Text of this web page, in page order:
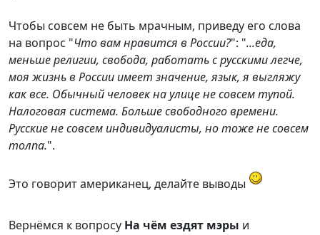
Чтобы совсем не быть мрачным, приведу его слова
на вопрос "Что вам нравится в России?": "...еда,
меньше религии, свобода, работать с русскими легче,
моя жизнь в России имеет значение, язык, я выгляжу
как все. Обычный человек на улице не совсем тупой.
Налоговая система. Больше свободного времени.
Русские не совсем индивидуалисты, но тоже не совсем
толпа.".
Это говорит американец, делайте выводы
Вернёмся к вопросу На чём ездят мэры и